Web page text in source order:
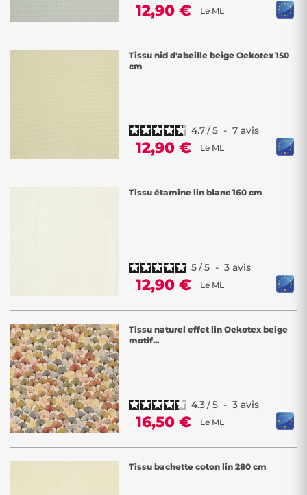
12,90 € Le ML
Tissu nid d'abeille beige Oekotex 150
cm
4.7/5 - 7 avis
12,90 € Le ML
Tissu étamine lin blanc 160 cm
5/5 - 3 avis
12,90 € Le ML
Tissu naturel effet lin Oekotex beige
motif...
4.3/5 - 3 avis
16,50 € Le ML
Tissu bachette coton lin 280 cm